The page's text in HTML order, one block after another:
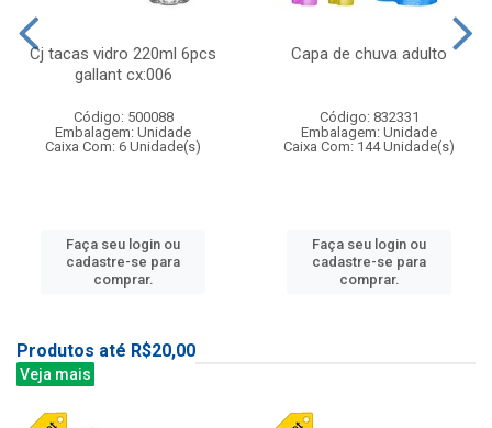
Cj tacas vidro 220ml 6pcs
gallant cx:006
Código: 500088
Embalagem: Unidade
Caixa Com: 6 Unidade(s)
Faça seu login ou
cadastre-se para
comprar.
Capa de chuva adulto
Código: 832331
Embalagem: Unidade
Caixa Com: 144 Unidade(s)
Faça seu login ou
cadastre-se para
comprar.
Produtos até R$20,00
Veja mais